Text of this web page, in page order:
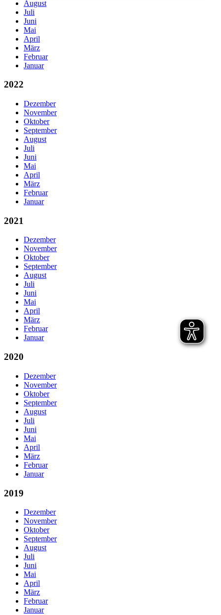
August
Juli
Juni
Mai
April
März
Februar
Januar
2022
Dezember
November
Oktober
September
August
Juli
Juni
Mai
April
März
Februar
Januar
2021
Dezember
November
Oktober
September
August
Juli
Juni
Mai
April
März
Februar
Januar
2020
Dezember
November
Oktober
September
August
Juli
Juni
Mai
April
März
Februar
Januar
2019
Dezember
November
Oktober
September
August
Juli
Juni
Mai
April
März
Februar
Januar